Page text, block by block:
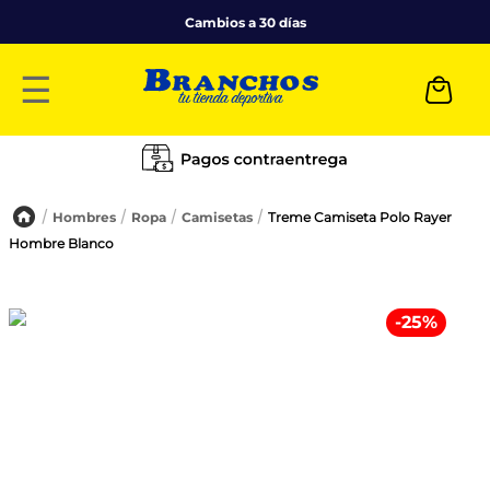
Cambios a 30 días
☰
Hombres Ropa Camisetas
Treme Camiseta Polo Rayer
Hombre Blanco
-25%